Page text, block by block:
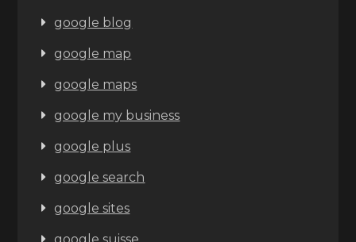
google blog
google map
google maps
google my business
google plus
google search
google sites